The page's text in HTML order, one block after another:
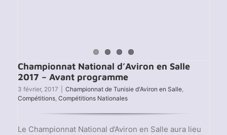
Championnat National d’Aviron en Salle
2017 – Avant programme
3 février, 2017 Championnat de Tunisie d'Aviron en Salle,
Compétitions, Compétitions Nationales
Le Championnat National d’Aviron en Salle aura lieu